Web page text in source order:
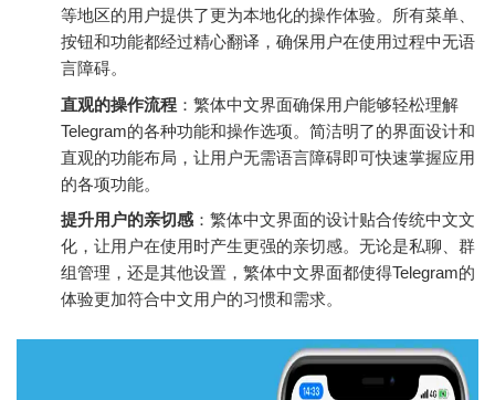
等地区的用户提供了更为本地化的操作体验。所有菜单、
按钮和功能都经过精心翻译，确保用户在使用过程中无语
言障碍。
直观的操作流程 ：繁体中文界面确保用户能够轻松理解
Telegram的各种功能和操作选项。简洁明了的界面设计和
直观的功能布局，让用户无需语言障碍即可快速掌握应用
的各项功能。
提升用户的亲切感 ：繁体中文界面的设计贴合传统中文文
化，让用户在使用时产生更强的亲切感。无论是私聊、群
组管理，还是其他设置，繁体中文界面都使得Telegram的
体验更加符合中文用户的习惯和需求。